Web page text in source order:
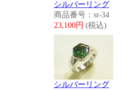
シルバーリング
商品番号：sr-34
23,100円 (税込)
シルバーリング